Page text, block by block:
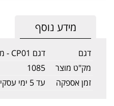
מידע נוסף
דגם
דגם CP01 - מק"ט 1085
מק"ט מוצר
1085
זמן אספקה
עד 5 ימי עסקים